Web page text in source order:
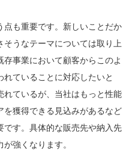
点も重要です。新しいことだか
うなテーマについては取り上
事業において顧客からこのよ
ていることに対応したいと
ているが、当社はもっと性能
獲得できる見込みがあるなど
です。具体的な販売先や納入先
強くなります。